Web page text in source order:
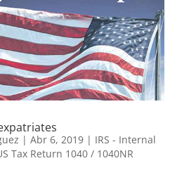
| Abr 6, 2019| IRS - Internal
Tax Return 1040 / 1040NR